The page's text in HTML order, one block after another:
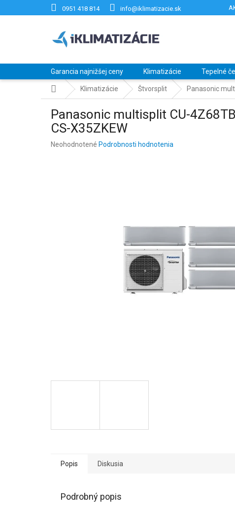
0951 418 814 info@iklimatizacie.sk
Garancia najnižšej ceny Klimatizácie Tepelné
DomovKlimatizácie Štvorsplit Panasonic
Panasonic multisplit CU-
CS-X35ZKEW
Priemerné
Neohodnotené Podrobnosti hodnotenia
Popis Diskusia
Podrobný popis